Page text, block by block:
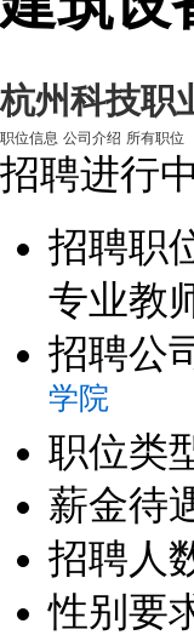
杭州科技职
职位信息 公司介绍 所有职位
招聘进行
招聘职
专业教
招聘公
学院
职位类
薪金待
招聘人
性别要